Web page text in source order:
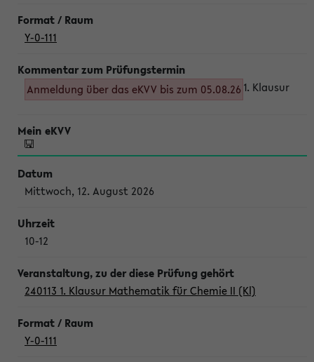
Y-0-111
Anmeldung über das eKVV bis zum 05.08.26 1. Klausur
Mittwoch, 12. August 2026
10-12
240113 1. Klausur Mathematik für Chemie II (Kl)
Y-0-111